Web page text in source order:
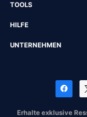
TOOLS
HILFE
UNTERNEHMEN
Erhalte exklusive